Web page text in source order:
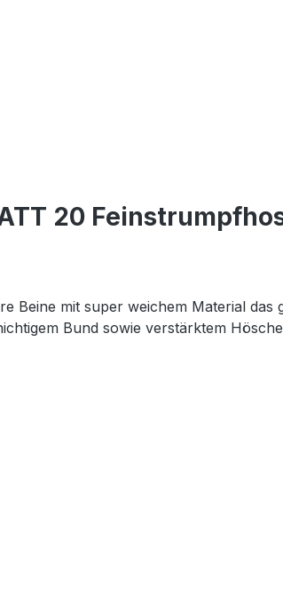
20
Beine mit super weichem Material
Bund sowie verstärktem